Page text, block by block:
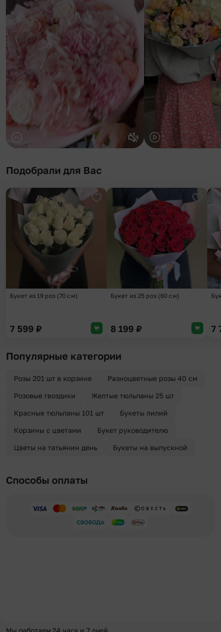
Подобрали для Вас
Добавить в избранное
Букет из 19 роз (70 см)
7 599 ₽
Букет из 25 роз (60 см)
8 199 ₽ 7
Популярные категории
Розы 201 шт в корзине Разноцветные розы 40 см
Розовые гвоздики Желтые тюльпаны 25 шт
Красные тюльпаны 101 шт Букеты лилий
Корзины с цветами Букет руководителю
Цветы на татьянин день Букеты на выпускной
Способы оплаты